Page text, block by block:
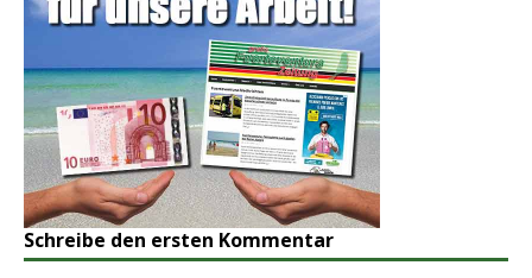
Schreibe den ersten Kommentar